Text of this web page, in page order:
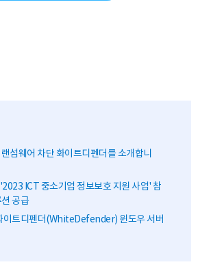
섬웨어 차단 화이트디펜더를 소개합니
ICT 중소기업 정보보호 지원 사업' 참
공급
이트디펜더(WhiteDefender) 윈도우 서버